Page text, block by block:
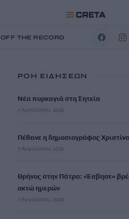
OFF THE RECORD
ΡΟΗ ΕΙΔΗΣΕΩΝ
Νέα πυρκαγιά στη Σητεία
7 Αυγούστου, 2026
Πέθανε η δημοσιογράφος
7 Αυγούστου, 2026
Θρήνος στην Πάτρα: «Έσβησε»
οκτώ ημερών
7 Αυγούστου, 2026